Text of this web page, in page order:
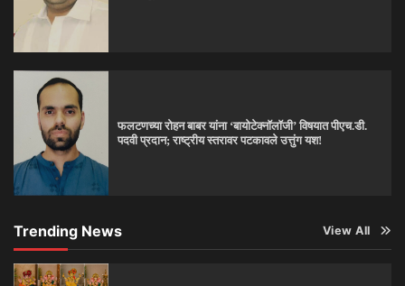
फलटणच्या रोहन बाबर यांना ‘बायोटेक्नॉलॉजी’ विषयात पीएच.डी.
पदवी प्रदान; राष्ट्रीय स्तरावर पटकावले उत्तुंग यश!
Trending News View All